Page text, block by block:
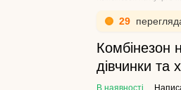
29
Комбінезон
дівчинки та
В наявності